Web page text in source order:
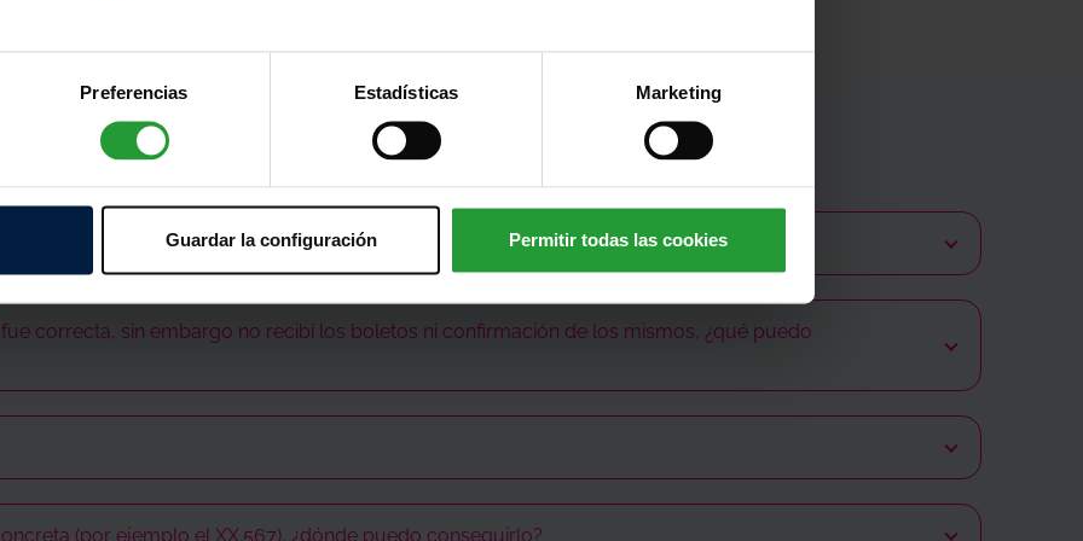
Preferencias Estadísticas Marketing
Guardar la configuración Permitir todas las cookies
hacer?
o llamando al número 900104971, facilitándonos tu DNI para que podamos actualizar tus
correcta, sin embargo no recibí los boletos ni confirmación de los mismos, ¿qué puedo
con el importe de tu compra, no te preocupes: escribe un correo electrónico e incluye el justificante de
para enviar los boletos o ver cualquier problema relacionado con la compra.
(por ejemplo el XX.567), ¿dónde puedo conseguirlo?